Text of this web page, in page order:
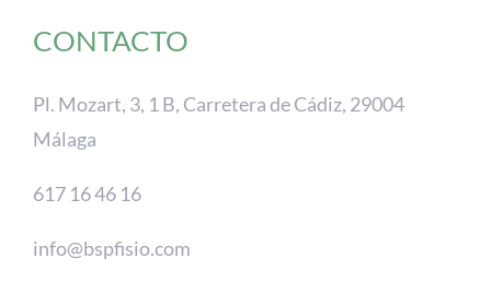
CONTACTO
Pl. Mozart, 3, 1 B, Carretera de Cádiz, 29004
Málaga
617 16 46 16
info@bspfisio.com